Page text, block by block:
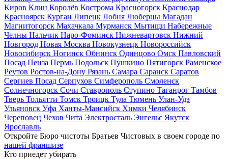
Киров Клин Королёв Кострома Красногорск Краснодар
Красноярск Курган Липецк Лобня Люберцы Магадан
Магнитогорск Махачкала Мурманск Мытищи Набережные
Челны Нальчик Наро-Фоминск Нижневартовск Нижний
Новгород Новая Москва Новокузнецк Новороссийск
Новосибирск Ногинск Обнинск Одинцово Омск Павловский
Посад Пенза Пермь Подольск Пушкино Пятигорск Раменское
Реутов Ростов-на-Дону Рязань Самара Саранск Саратов
Сергиев Посад Серпухов Симферополь Смоленск
Солнечногорск Сочи Ставрополь Ступино Таганрог Тамбов
Тверь Тольятти Томск Троицк Тула Тюмень Улан-Удэ
Ульяновск Уфа Ханты-Мансийск Химки Челябинск
Череповец Чехов Чита Электросталь Энгельс Якутск
Ярославль
Откройте Бюро чистоты Братьев Чистовых в своем городе по
нашей франшизе
Кто приедет убирать